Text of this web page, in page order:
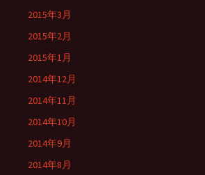
2015年3月
2015年2月
2015年1月
2014年12月
2014年11月
2014年10月
2014年9月
2014年8月